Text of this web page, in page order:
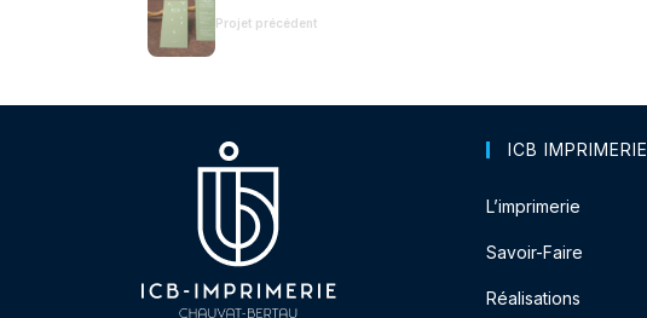
Projet précédent
ICB IMPRIMERIE
L’imprimerie
Savoir-Faire
Réalisations